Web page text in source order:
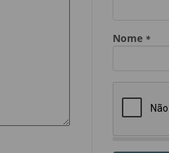
Dia dos
golpe do